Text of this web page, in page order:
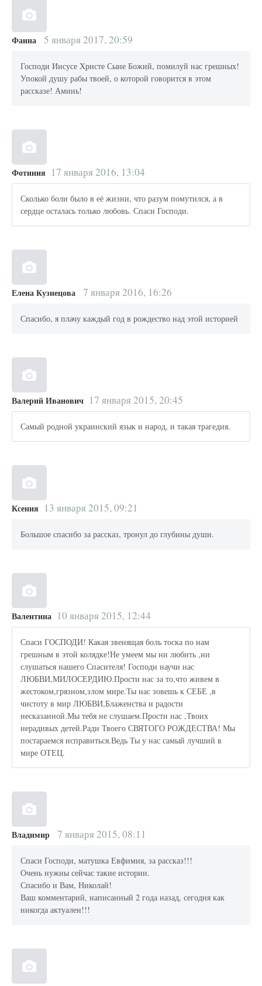
Фаина 5 января 2017, 20:59
Господи Иисусе Христе Сыне Божий, помилуй нас грешных!
Упокой душу рабы твоей, о которой говорится в этом
рассказе! Аминь!
Фотиния 17 января 2016, 13:04
Сколько боли было в её жизни, что разум помутился, а в
сердце осталась только любовь. Спаси Господи.
Елена Кузнецова 7 января 2016, 16:26
Спасибо, я плачу каждый год в рождество над этой историей
Валерий Иванович 17 января 2015, 20:45
Самый родной украинский язык и народ, и такая трагедия.
Ксения 13 января 2015, 09:21
Большое спасибо за рассказ, тронул до глубины души.
Валентина 10 января 2015, 12:44
Спаси ГОСПОДИ! Какая звенящая боль тоска по нам
грешным в этой колядке!Не умеем мы ни любить ,ни
слушаться нашего Спасителя! Господи научи нас
ЛЮБВИ,МИЛОСЕРДИЮ.Прости нас за то,что живем в
жестоком,грязном,злом мире.Ты нас зовешь к СЕБЕ ,в
чистоту в мир ЛЮБВИ,Блаженства и радости
несказанной.Мы тебя не слушаем.Прости нас ,Твоих
нерадивых детей.Ради Твоего СВЯТОГО РОЖДЕСТВА! Мы
постараемся исправиться.Ведь Ты у нас самый лучший в
мире ОТЕЦ.
Владимир 7 января 2015, 08:11
Спаси Господи, матушка Евфимия, за рассказ!!!
Очень нужны сейчас такие истории.
Спасибо и Вам, Николай!
Ваш комментарий, написанный 2 года назад, сегодня как
никогда актуален!!!